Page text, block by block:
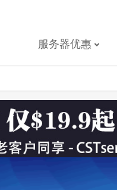
服务器优惠